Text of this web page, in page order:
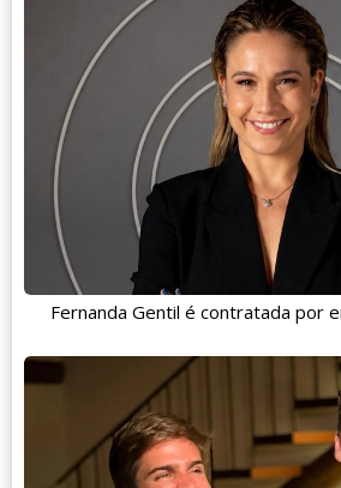
Fernanda Gentil é contratada por